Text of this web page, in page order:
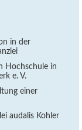
in der
Hochschule in
e. V.
einer
audalis Kohler